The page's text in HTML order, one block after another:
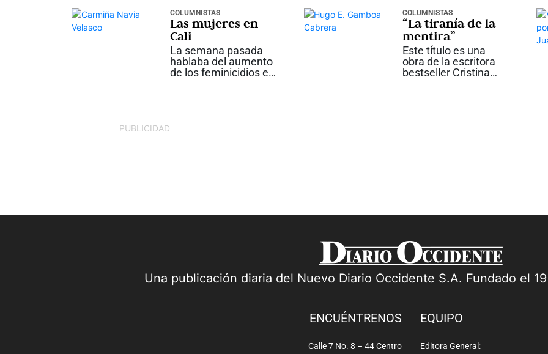
mussoliniano doctor
Bula, hijo...
a depender de ideas
que, aunque
políticamente...
COLUMNISTAS
Las mujeres en
Cali
La semana pasada
hablaba del aumento
de los feminicidios en
COLUMNISTAS
“La tiranía de la
mentira”
Este título es una
obra de la escritora
bestseller Cristina
PUBLICIDAD
Una publicación diaria del Nuevo Diario Occidente S.A. Fundado el
ENCUÉNTRENOS
Calle 7 No. 8 – 44 Centro
EQUIPO
Editora General: